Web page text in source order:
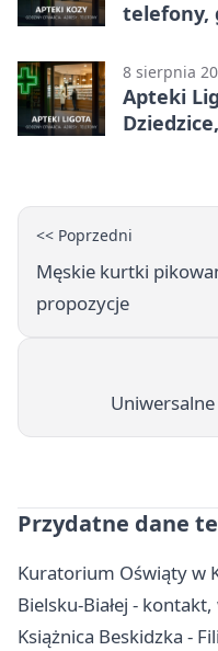
telefony,
8 sierpnia
Apteki
<< Poprzedni
Męskie kurtki
propozycje
Przydatne dane
Kuratorium Oświąty w
Bielsku-Białej -
Książnica Beskidzka -